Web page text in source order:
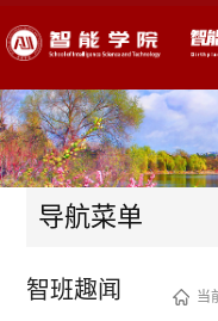
导航菜单
当
智班趣闻